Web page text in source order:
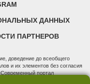
ДАННЫХ
ПАРТНЕРОВ
доведение до всеобщего
и их элементов без согласия
портал